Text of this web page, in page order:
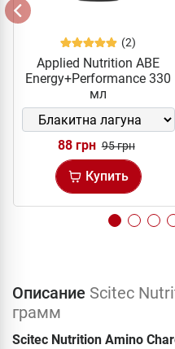
(2)
Applied Nutrition ABE
Energy+Performance 330
мл
88 грн 95 грн
Купить
Описание Scitec
грамм
Scitec Nutrition Amino